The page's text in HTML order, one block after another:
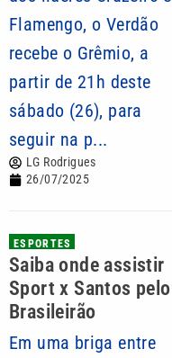
Flamengo, o Verdão
recebe o Grêmio, a
partir de 21h deste
sábado (26), para
seguir na p...
LG Rodrigues
26/07/2025
ESPORTES
Saiba onde assistir
Sport x Santos pelo
Brasileirão
Em uma briga entre